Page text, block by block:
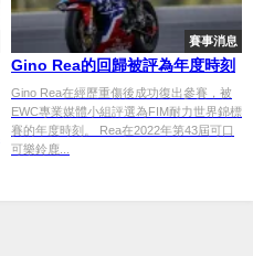
賽事消息
Gino Rea的回歸被評為年度時刻
Gino Rea在經歷重傷後成功復出參賽，被
EWC專業媒體小組評選為FIM耐力世界錦標
賽的年度時刻。 Rea在2022年第43屆可口
可樂鈴鹿...